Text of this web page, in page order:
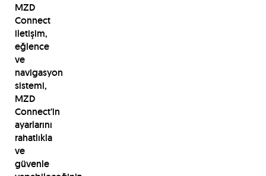
MZD
Connect
iletişim,
eğlence
ve
navigasyon
sistemi,
MZD
Connect’in
ayarlarını
rahatlıkla
ve
güvenle